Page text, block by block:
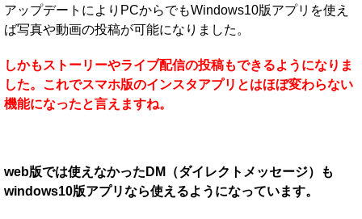
アップデートによりPCからでもWindows10版アプリを使え
ば写真や動画の投稿が可能になりました。
しかもストーリーやライブ配信の投稿もできるようになりま
した。これでスマホ版のインスタアプリとはほぼ変わらない
機能になったと言えますね。
web版では使えなかったDM（ダイレクトメッセージ）も
windows10版アプリなら使えるようになっています。